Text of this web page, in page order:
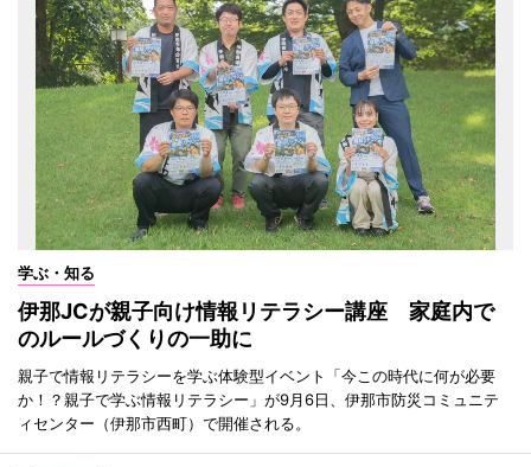
学ぶ・知る
伊那JCが親子向け情報リテラシー講座 家庭内で
のルールづくりの一助に
親子で情報リテラシーを学ぶ体験型イベント「今この時代に何が必要
か！？親子で学ぶ情報リテラシー」が9月6日、伊那市防災コミュニテ
ィセンター（伊那市西町）で開催される。